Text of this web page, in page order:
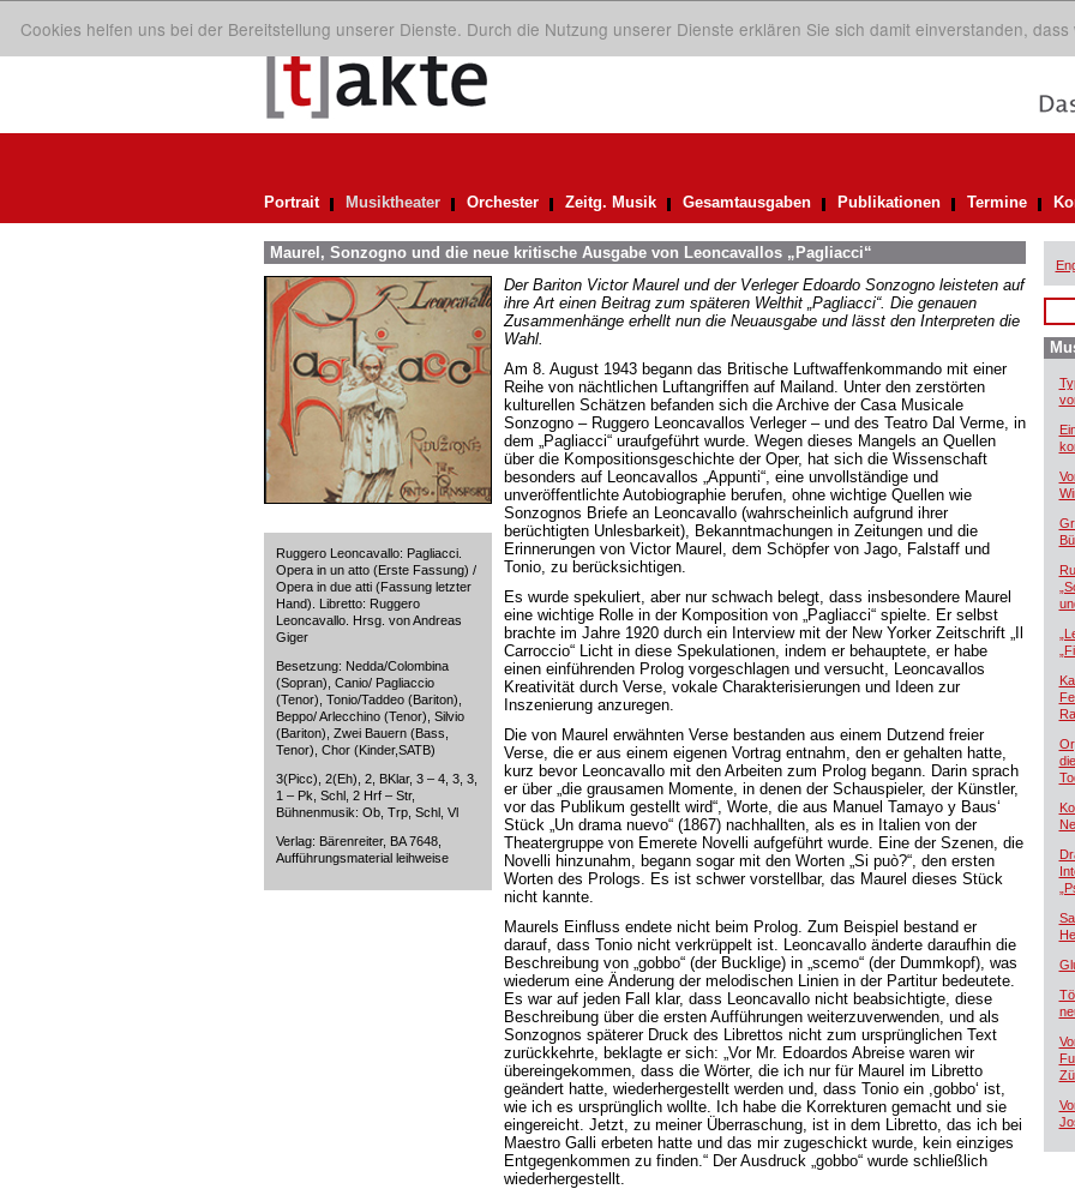
Cookies helfen uns bei der Bereitstellung unserer Dienste. Durch die Nutzung unserer Dienste erklären Sie sich damit einverstanden, dass
Portrait Musiktheater Orchester Zeitg. Musik Gesamtausgaben Publikationen Termine
Maurel, Sonzogno und die neue kritische Ausgabe von Leoncavallos „Pagliacci“
Ruggero Leoncavallo: Pagliacci.
Opera in un atto (Erste Fassung) /
Opera in due atti (Fassung letzter
Hand). Libretto: Ruggero
Leoncavallo. Hrsg. von Andreas
Giger
Besetzung: Nedda/Colombina
(Sopran), Canio/ Pagliaccio
(Tenor), Tonio/Taddeo (Bariton),
Beppo/ Arlecchino (Tenor), Silvio
(Bariton), Zwei Bauern (Bass,
Tenor), Chor (Kinder,SATB)
3(Picc), 2(Eh), 2, BKlar, 3 – 4, 3, 3,
1 – Pk, Schl, 2 Hrf – Str,
Bühnenmusik: Ob, Trp, Schl, Vl
Verlag: Bärenreiter, BA 7648,
Aufführungsmaterial leihweise
Der Bariton Victor Maurel und der Verleger Edoardo Sonzogno leisteten auf
ihre Art einen Beitrag zum späteren Welthit „Pagliacci“. Die genauen
Zusammenhänge erhellt nun die Neuausgabe und lässt den Interpreten die
Wahl.
Am 8. August 1943 begann das Britische Luftwaffenkommando mit einer
Reihe von nächtlichen Luftangriffen auf Mailand. Unter den zerstörten
kulturellen Schätzen befanden sich die Archive der Casa Musicale
Sonzogno – Ruggero Leoncavallos Verleger – und des Teatro Dal Verme, in
dem „Pagliacci“ uraufgeführt wurde. Wegen dieses Mangels an Quellen
über die Kompositionsgeschichte der Oper, hat sich die Wissenschaft
besonders auf Leoncavallos „Appunti“, eine unvollständige und
unveröffentlichte Autobiographie berufen, ohne wichtige Quellen wie
Sonzognos Briefe an Leoncavallo (wahrscheinlich aufgrund ihrer
berüchtigten Unlesbarkeit), Bekanntmachungen in Zeitungen und die
Erinnerungen von Victor Maurel, dem Schöpfer von Jago, Falstaff und
Tonio, zu berücksichtigen.
Es wurde spekuliert, aber nur schwach belegt, dass insbesondere Maurel
eine wichtige Rolle in der Komposition von „Pagliacci“ spielte. Er selbst
brachte im Jahre 1920 durch ein Interview mit der New Yorker Zeitschrift „Il
Carroccio“ Licht in diese Spekulationen, indem er behauptete, er habe
einen einführenden Prolog vorgeschlagen und versucht, Leoncavallos
Kreativität durch Verse, vokale Charakterisierungen und Ideen zur
Inszenierung anzuregen.
Die von Maurel erwähnten Verse bestanden aus einem Dutzend freier
Verse, die er aus einem eigenen Vortrag entnahm, den er gehalten hatte,
kurz bevor Leoncavallo mit den Arbeiten zum Prolog begann. Darin sprach
er über „die grausamen Momente, in denen der Schauspieler, der Künstler,
vor das Publikum gestellt wird“, Worte, die aus Manuel Tamayo y Baus‘
Stück „Un drama nuevo“ (1867) nachhallten, als es in Italien von der
Theatergruppe von Emerete Novelli aufgeführt wurde. Eine der Szenen, die
Novelli hinzunahm, begann sogar mit den Worten „Si può?“, den ersten
Worten des Prologs. Es ist schwer vorstellbar, das Maurel dieses Stück
nicht kannte.
Maurels Einfluss endete nicht beim Prolog. Zum Beispiel bestand er
darauf, dass Tonio nicht verkrüppelt ist. Leoncavallo änderte daraufhin die
Beschreibung von „gobbo“ (der Bucklige) in „scemo“ (der Dummkopf), was
wiederum eine Änderung der melodischen Linien in der Partitur bedeutete.
Es war auf jeden Fall klar, dass Leoncavallo nicht beabsichtigte, diese
Beschreibung über die ersten Aufführungen weiterzuverwenden, und als
Sonzognos späterer Druck des Librettos nicht zum ursprünglichen Text
zurückkehrte, beklagte er sich: „Vor Mr. Edoardos Abreise waren wir
übereingekommen, dass die Wörter, die ich nur für Maurel im Libretto
geändert hatte, wiederhergestellt werden und, dass Tonio ein ,gobbo‘ ist,
wie ich es ursprünglich wollte. Ich habe die Korrekturen gemacht und sie
eingereicht. Jetzt, zu meiner Überraschung, ist in dem Libretto, das ich bei
Maestro Galli erbeten hatte und das mir zugeschickt wurde, kein einziges
Entgegenkommen zu finden.“ Der Ausdruck „gobbo“ wurde schließlich
wiederhergestellt.